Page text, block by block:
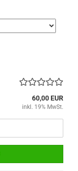
60,00 EUR
inkl. 19% MwSt.